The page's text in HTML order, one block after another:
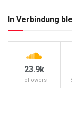
In Verbindung
23.9k
Followers